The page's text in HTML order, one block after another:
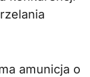
amunicja o